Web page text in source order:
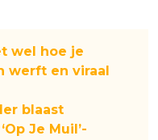
wel hoe je
werft en viraal
blaast
Je Muil’-